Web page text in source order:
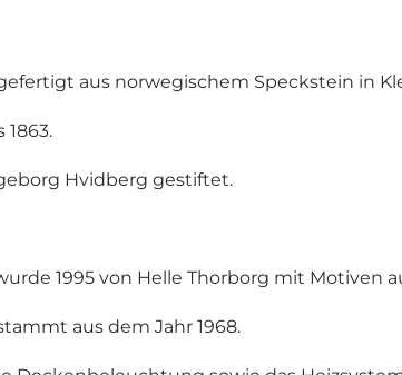
aus norwegischem Speckstein in
Hvidberg gestiftet.
1995 von Helle Thorborg mit Motiven
aus dem Jahr 1968.